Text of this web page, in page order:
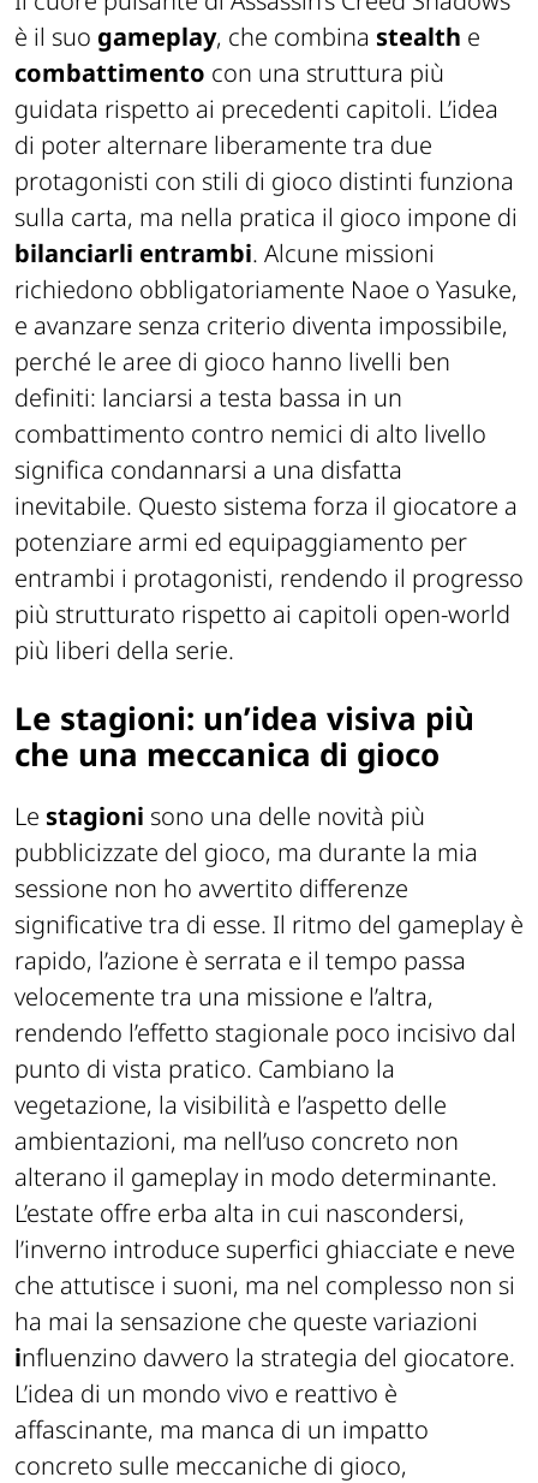
è il suo gameplay, che combina stealth e
combattimento con una struttura più
guidata rispetto ai precedenti capitoli. L’idea
di poter alternare liberamente tra due
protagonisti con stili di gioco distinti funziona
sulla carta, ma nella pratica il gioco impone di
bilanciarli entrambi. Alcune missioni
richiedono obbligatoriamente Naoe o Yasuke,
e avanzare senza criterio diventa impossibile,
perché le aree di gioco hanno livelli ben
definiti: lanciarsi a testa bassa in un
combattimento contro nemici di alto livello
significa condannarsi a una disfatta
inevitabile. Questo sistema forza il giocatore a
potenziare armi ed equipaggiamento per
entrambi i protagonisti, rendendo il progresso
più strutturato rispetto ai capitoli open-world
più liberi della serie.
Le stagioni: un’idea visiva più
che una meccanica di gioco
Le stagioni sono una delle novità più
pubblicizzate del gioco, ma durante la mia
sessione non ho avvertito differenze
significative tra di esse. Il ritmo del gameplay è
rapido, l’azione è serrata e il tempo passa
velocemente tra una missione e l’altra,
rendendo l’effetto stagionale poco incisivo dal
punto di vista pratico. Cambiano la
vegetazione, la visibilità e l’aspetto delle
ambientazioni, ma nell’uso concreto non
alterano il gameplay in modo determinante.
L’estate offre erba alta in cui nascondersi,
l’inverno introduce superfici ghiacciate e neve
che attutisce i suoni, ma nel complesso non si
ha mai la sensazione che queste variazioni
influenzino davvero la strategia del giocatore.
L’idea di un mondo vivo e reattivo è
affascinante, ma manca di un impatto
concreto sulle meccaniche di gioco,